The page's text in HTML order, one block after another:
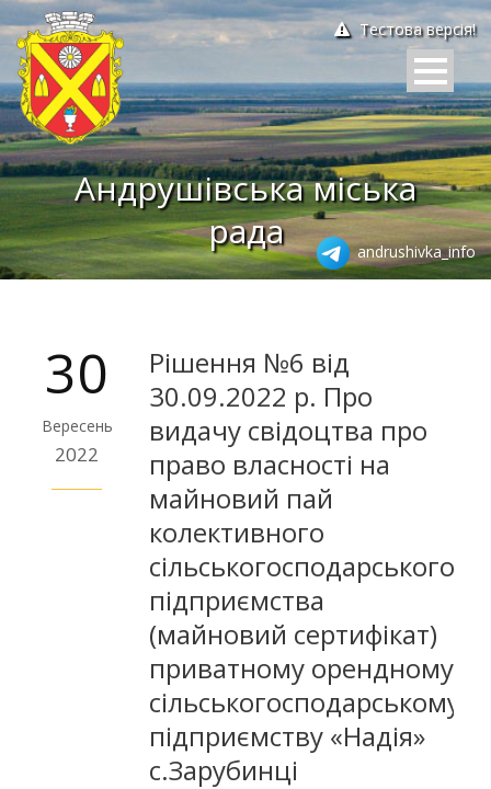
Тестова версія!
Андрушівська міська
рада
andrushivka_info
30
Вересень
2022
Рішення №6 від
30.09.2022 р. Про
видачу свідоцтва про
право власності на
майновий пай
колективного
сільськогосподарського
підприємства
(майновий сертифікат)
приватному орендному
сільськогосподарському
підприємству «Надія»
с.Зарубинці